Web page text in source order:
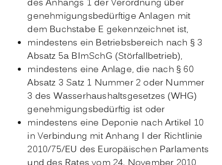
des Anhangs 1 der Verordnung über
genehmigungsbedürftige Anlagen mit
dem Buchstabe E gekennzeichnet ist,
mindestens ein Betriebsbereich nach § 3
Absatz 5a BImSchG (Störfallbetrieb),
mindestens eine Anlage, die nach § 60
Absatz 3 Satz 1 Nummer 2 oder Nummer
3 des Wasserhaushaltsgesetzes (WHG)
genehmigungsbedürftig ist oder
mindestens eine Deponie nach Artikel 10
in Verbindung mit Anhang I der Richtlinie
2010/75/EU des Europäischen Parlaments